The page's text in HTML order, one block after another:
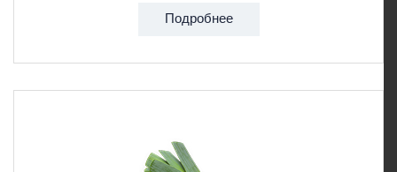
Подробнее